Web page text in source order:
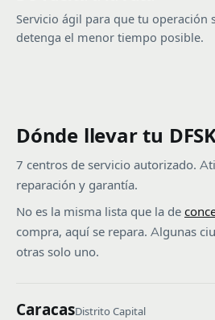
Servicio ágil para que tu operación
detenga el menor tiempo posible.
Dónde llevar tu
7 centros de servicio autorizado.
reparación y garantía.
No es la misma lista que la de
compra, aquí se repara. Algunas
otras solo uno.
CaracasDistrito Capital